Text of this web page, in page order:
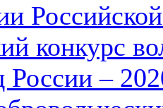
конкурс
России –